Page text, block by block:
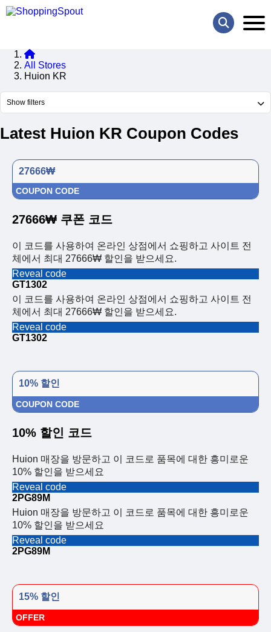
All Stores
Huion KR
Show filters
Latest Huion KR Coupon Codes
27666₩
COUPON CODE
27666₩ 쿠폰 코드
이 코드를 사용하여 온라인 상점에서 쇼핑하고 사이트 전
체에서 최대 27666₩ 할인을 받으세요.
Reveal code
GT1302
이 코드를 사용하여 온라인 상점에서 쇼핑하고 사이트 전
체에서 최대 27666₩ 할인을 받으세요.
Reveal code
GT1302
10% 할인
COUPON CODE
10% 할인 코드
Huion 매장을 방문하고 이 코드로 품목에 대한 흥미로운
10% 할인을 받으세요
Reveal code
2PG89M
Huion 매장을 방문하고 이 코드로 품목에 대한 흥미로운
10% 할인을 받으세요
Reveal code
2PG89M
15% 할인
OFFER